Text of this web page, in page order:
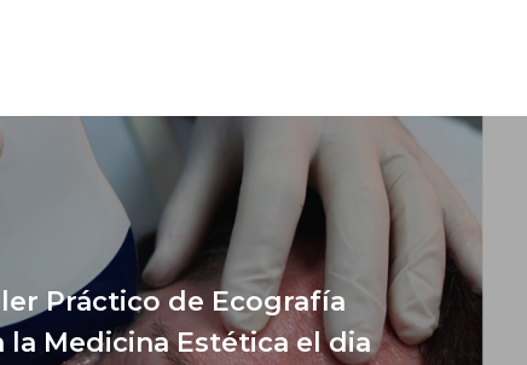
Práctico de Ecografía
la Medicina Estética el dia